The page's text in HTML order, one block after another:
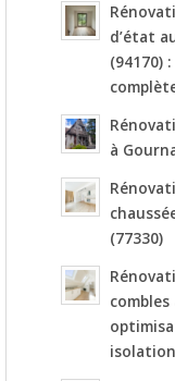
d’état
(94170)
à
(77330)